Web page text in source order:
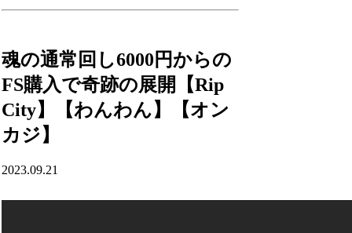
魂の通常回し6000円からの
FS購入で奇跡の展開【Rip
City】【わんわん】【オン
カジ】
2023.09.21